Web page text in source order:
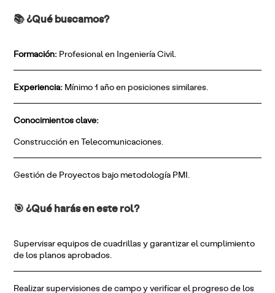
📚¿Qué buscamos?
Formación: Profesional en Ingeniería Civil.
Experiencia: Mínimo 1 año en posiciones similares.
Conocimientos clave:
Construcción en Telecomunicaciones.
Gestión de Proyectos bajo metodología PMI.
🎯¿Qué harás en este rol?
Supervisar equipos de cuadrillas y garantizar el cumplimiento
de los planos aprobados.
Realizar supervisiones de campo y verificar el progreso de los